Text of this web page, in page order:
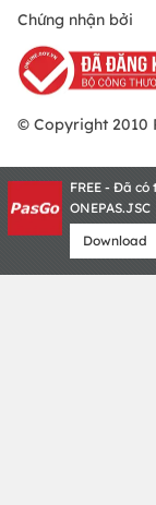
Chứng nhận bởi
© Copyright 2010
FREE - Đã
ONEPAS.JSC
Download